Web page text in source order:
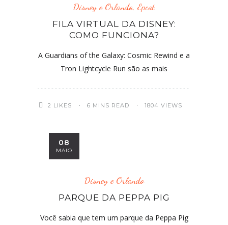
Disney e Orlando, Epcot
FILA VIRTUAL DA DISNEY:
COMO FUNCIONA?
A Guardians of the Galaxy: Cosmic Rewind e a
Tron Lightcycle Run são as mais
2 LIKES 6 MINS READ 1804 VIEWS
08
MAIO
Disney e Orlando
PARQUE DA PEPPA PIG
Você sabia que tem um parque da Peppa Pig